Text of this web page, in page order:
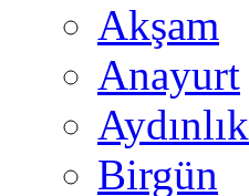
Akşam
Anayurt
Aydınlık
Birgün